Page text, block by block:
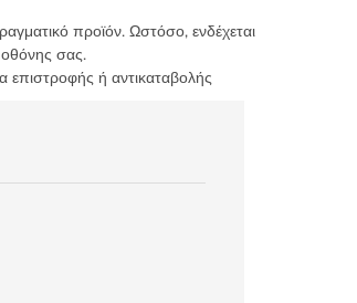
προϊόν. Ωστόσο, ενδέχεται
σας.
επιστροφής ή αντικαταβολής